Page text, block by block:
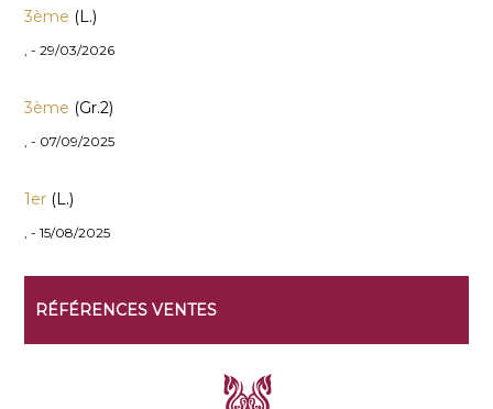
3ème (L.)
, - 29/03/2026
3ème (Gr.2)
, - 07/09/2025
1er (L.)
, - 15/08/2025
RÉFÉRENCES VENTES